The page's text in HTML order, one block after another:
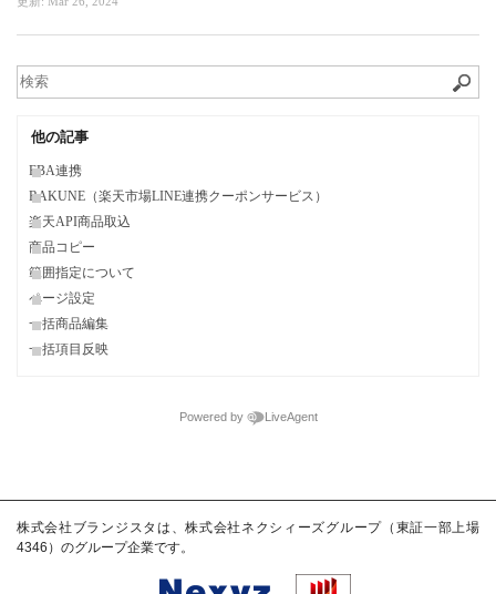
他の記事
FBA連携
RAKUNE（楽天市場LINE連携クーポンサービス）
楽天API商品取込
商品コピー
範囲指定について
ページ設定
一括商品編集
一括項目反映
Powered by LiveAgent
株式会社ブランジスタは、株式会社ネクシィーズグループ（東証一部上場
4346）のグループ企業です。